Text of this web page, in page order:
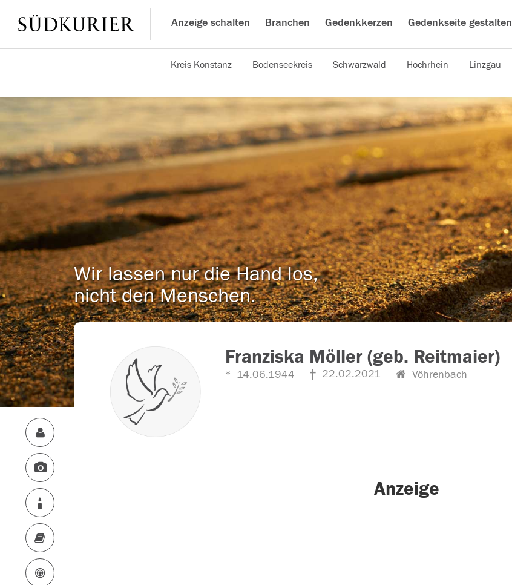
Anzeige schalten Branchen Gedenkkerzen Gedenkseite gestalten
Kreis Konstanz Bodenseekreis Schwarzwald Hochrhein Linzgau
Wir lassen nur die Hand los,
nicht den Menschen.
Franziska Möller (geb. Reitmaier)
14.06.1944 22.02.2021 Vöhrenbach
Anzeige